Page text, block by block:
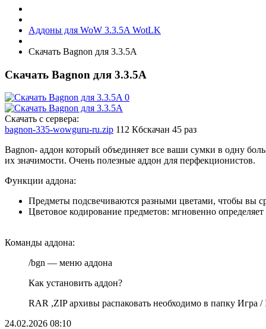
Аддоны для WoW 3.3.5A WotLK
Скачать Bagnon для 3.3.5A
Скачать Bagnon для 3.3.5A
Скачать с сервера:
bagnon-335-wowguru-ru.zip 112 Кбскачан 45 раз
Bagnon- аддон который объединяет все ваши сумки в одну
их значимости. Очень полезные аддон для перфекционистов.
Функции аддона:
Предметы подсвечиваются разными цветами, чтобы вы
Цветовое кодирование предметов: мгновенно
Команды аддона:
/bgn — меню аддона
Как установить аддон?
RAR ,ZIP архивы распаковать необходимо в папку Игра /
24.02.2026 08:10